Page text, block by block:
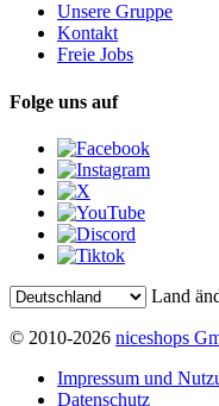
Unsere Gruppe
Kontakt
Freie Jobs
Folge uns auf
Land
© 2010-2026 niceshops
Impressum und
Datenschutz